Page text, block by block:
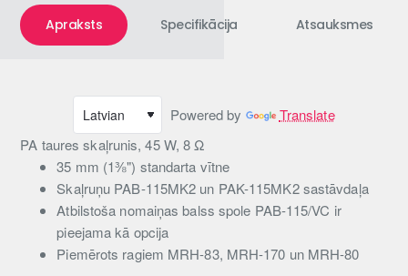
Apraksts Specifikācija Atsauksmes
Powered by
Translate
PA taures skaļrunis, 45 W, 8 Ω
35 mm (1⅜") standarta vītne
Skaļruņu PAB-115MK2 un PAK-115MK2 sastāvdaļa
Atbilstoša nomaiņas balss spole PAB-115/VC ir
pieejama kā opcija
Piemērots ragiem MRH-83, MRH-170 un MRH-80